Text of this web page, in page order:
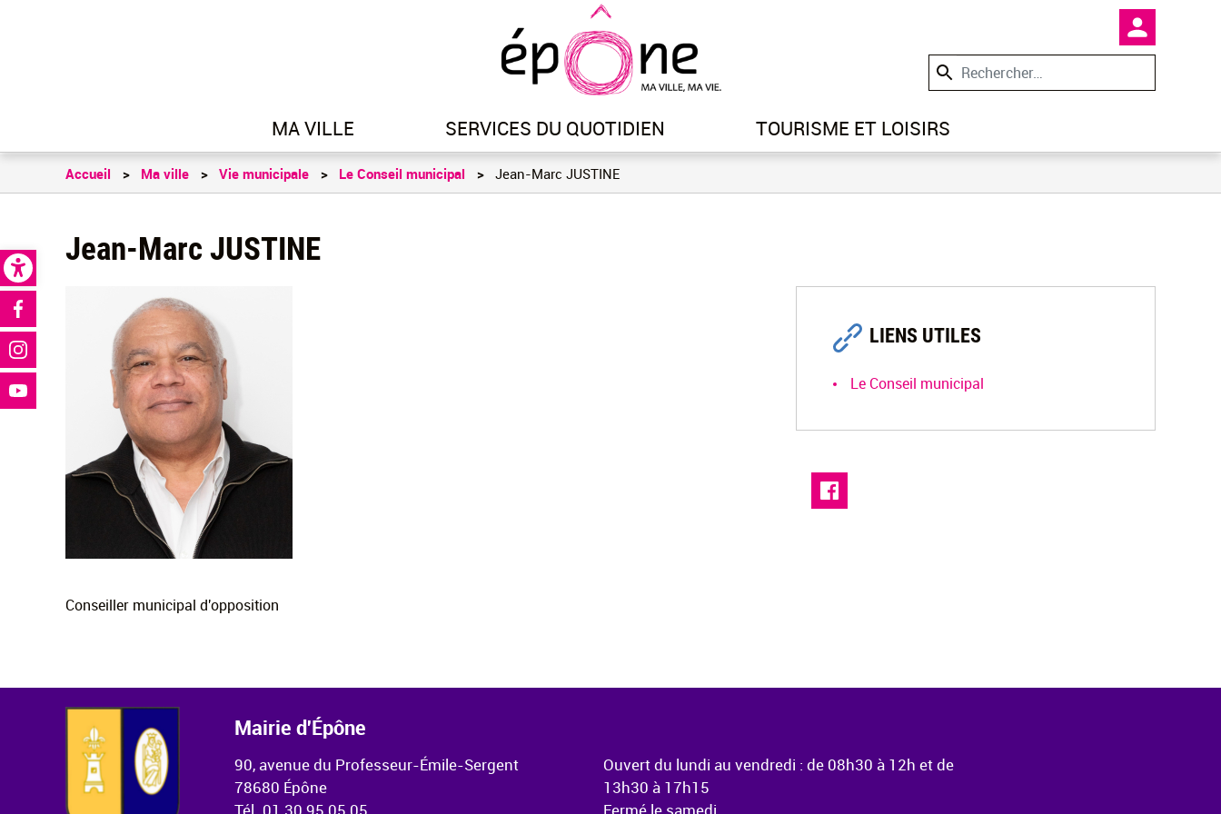
Open toolbar
Aller
au
contenu
principal
En-tête
MA VILLE SERVICES DU QUOTIDIEN TOURISME ET LOISIRS
Réseaux sociaux
Accueil Ma ville Vie municipale Le Conseil municipal Jean-Marc JUSTINE
Jean-Marc JUSTINE
Conseiller municipal d'opposition
LIENS UTILES
Le Conseil municipal
Mairie d'Épône
90, avenue du Professeur-Émile-Sergent
78680 Épône
Ouvert du lundi au vendredi : de 08h30 à 12h et de
13h30 à 17h15